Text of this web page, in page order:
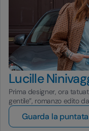
Lucille
Prima designer, ora
gentile”, romanzo edito
Guarda la puntata